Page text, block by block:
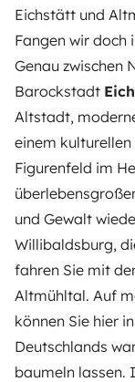
Eichstätt und
Fangen wir doch
Genau zwischen
Barockstadt
Altstadt,
einem kulturellen
Figurenfeld im
und Gewalt
Willibaldsburg,
fahren Sie mit
Altmühltal. Auf
können Sie hier
Deutschlands
baumeln lassen.